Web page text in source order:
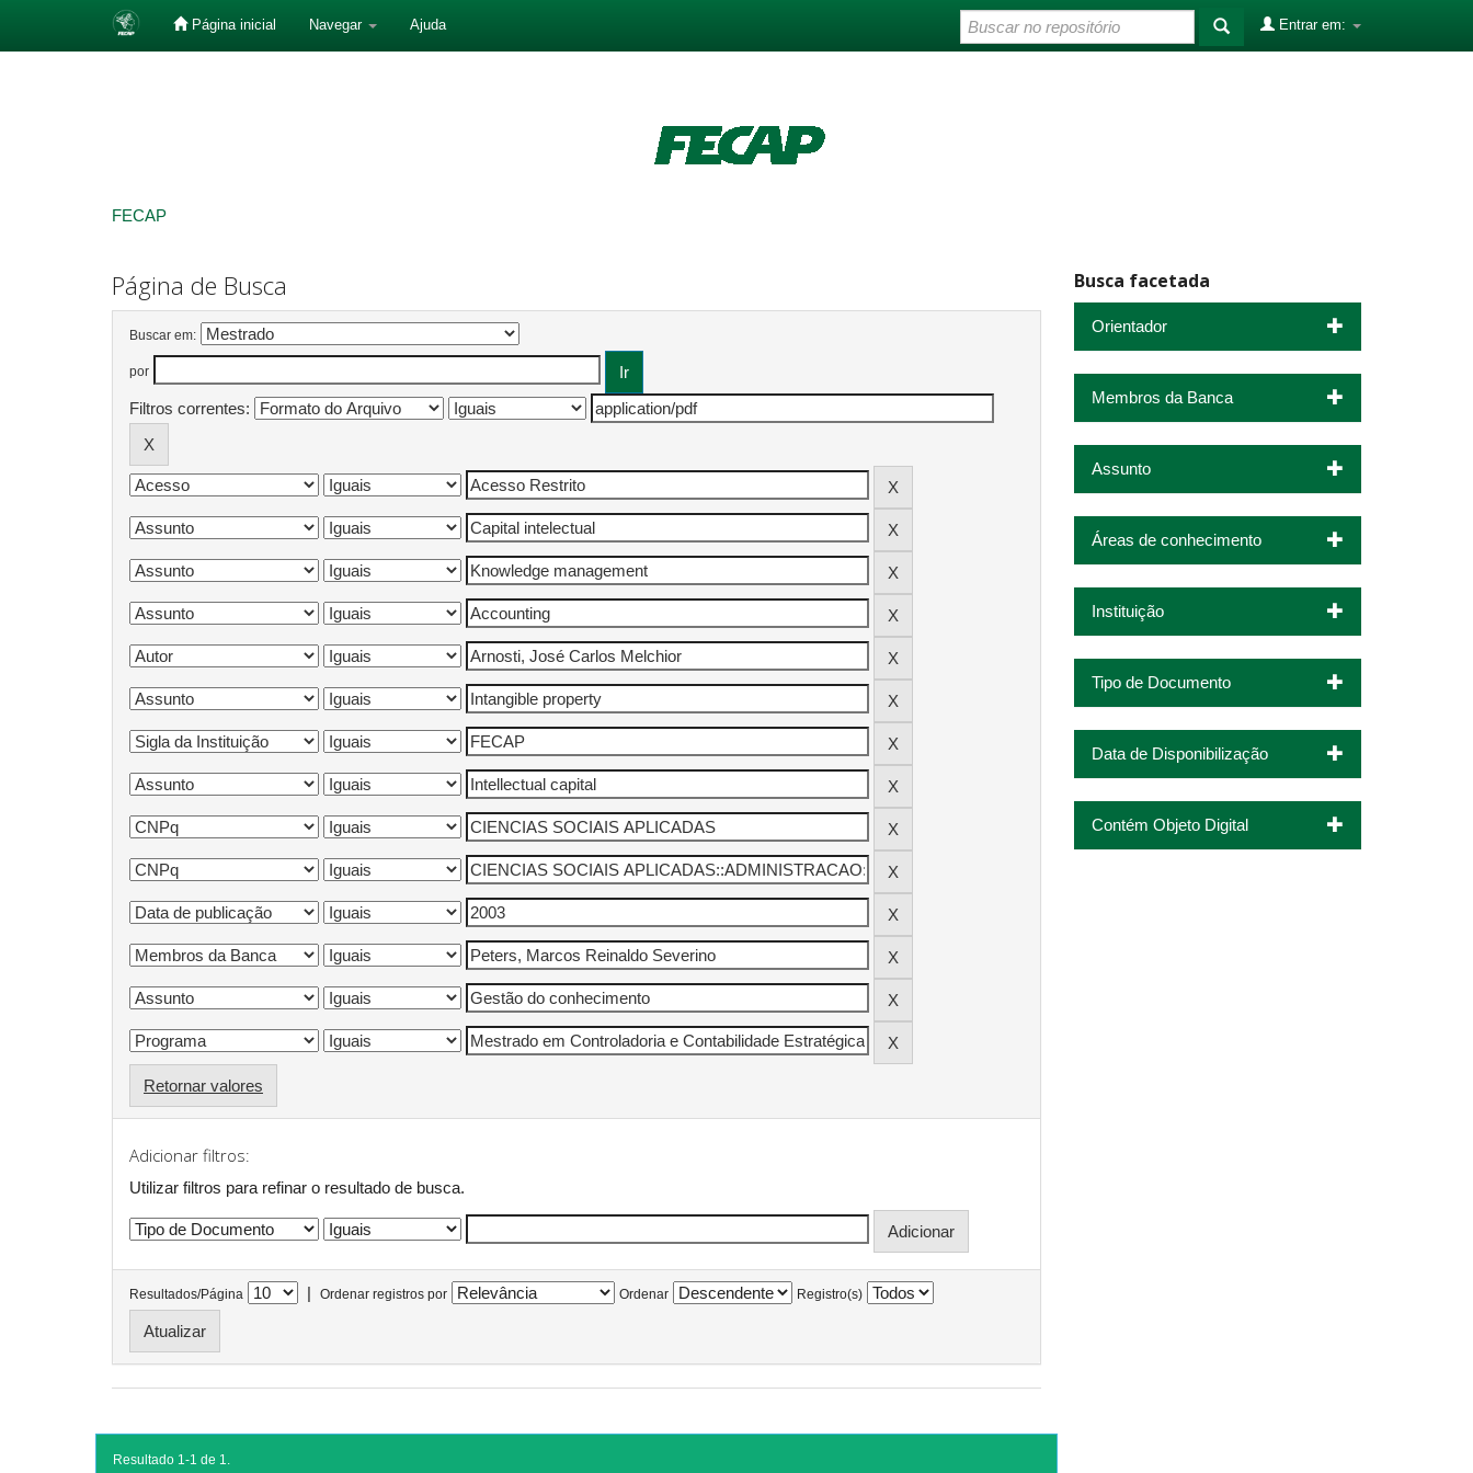
Página inicial Navegar Ajuda Entrar em:
FECAP
Página de Busca
Buscar em:
por
Filtros correntes:
Retornar valores
Adicionar filtros:
Utilizar filtros para refinar o resultado de busca.
Resultados/Página | Ordenar registros por Ordenar Registro(s)
Resultado 1-1 de 1.
Busca facetada
Orientador
Membros da Banca
Assunto
Áreas de conhecimento
Instituição
Tipo de Documento
Data de Disponibilização
Contém Objeto Digital